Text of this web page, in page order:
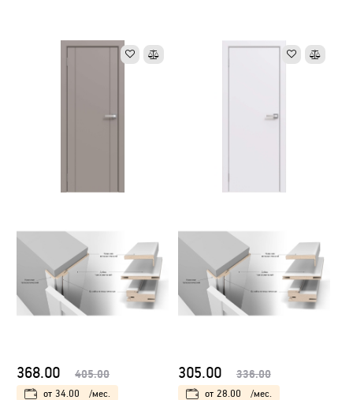
368.00 405.00
от 34.00 /мес.
305.00 336.00
от 28.00 /мес.